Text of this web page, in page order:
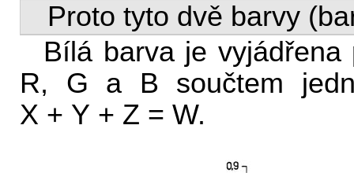
Proto tyto dvě barvy
Bílá barva je
R, G a B součtem
X + Y + Z = W.